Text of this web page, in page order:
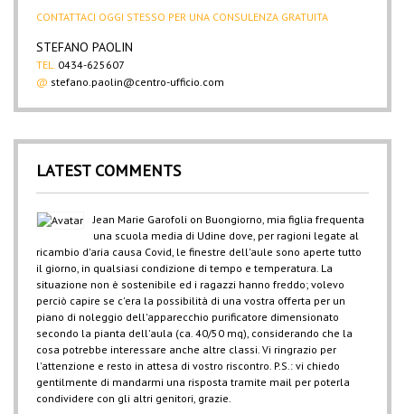
CONTATTACI OGGI STESSO PER UNA CONSULENZA GRATUITA
STEFANO PAOLIN
TEL. 0434-625607
@ stefano.paolin@centro-ufficio.com
LATEST COMMENTS
Jean Marie Garofoli on Buongiorno, mia figlia frequenta
una scuola media di Udine dove, per ragioni legate al
ricambio d'aria causa Covid, le finestre dell'aule sono aperte tutto
il giorno, in qualsiasi condizione di tempo e temperatura. La
situazione non è sostenibile ed i ragazzi hanno freddo; volevo
perciò capire se c'era la possibilità di una vostra offerta per un
piano di noleggio dell'apparecchio purificatore dimensionato
secondo la pianta dell'aula (ca. 40/50 mq), considerando che la
cosa potrebbe interessare anche altre classi. Vi ringrazio per
l'attenzione e resto in attesa di vostro riscontro. P.S.: vi chiedo
gentilmente di mandarmi una risposta tramite mail per poterla
condividere con gli altri genitori, grazie.